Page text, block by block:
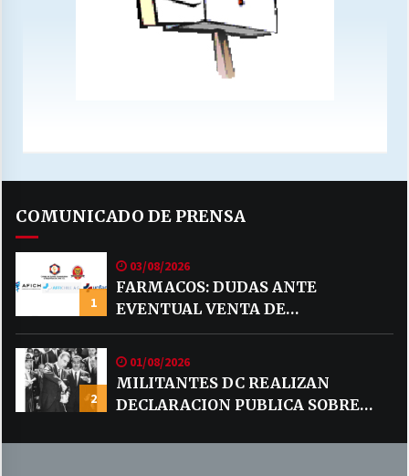
COMUNICADO DE PRENSA
1
03/08/2026
FARMACOS: DUDAS ANTE
EVENTUAL VENTA DE
MEDICAMENTOS POR MERCADO
LIBRE
2
01/08/2026
MILITANTES DC REALIZAN
DECLARACION PUBLICA SOBRE